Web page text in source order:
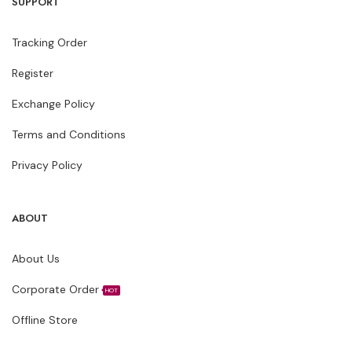
Tracking Order
Register
Exchange Policy
Terms and Conditions
Privacy Policy
ABOUT
About Us
Corporate Order HOT
Offline Store